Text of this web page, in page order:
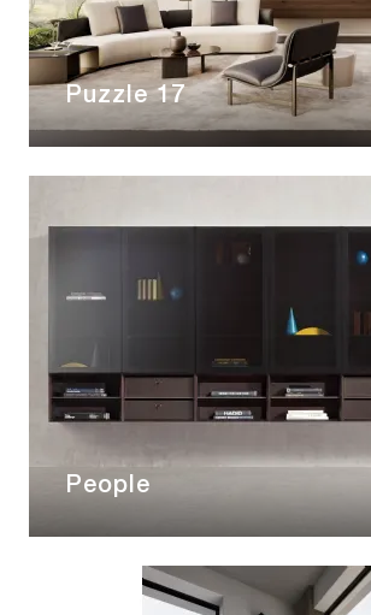
Puzzle 17
People